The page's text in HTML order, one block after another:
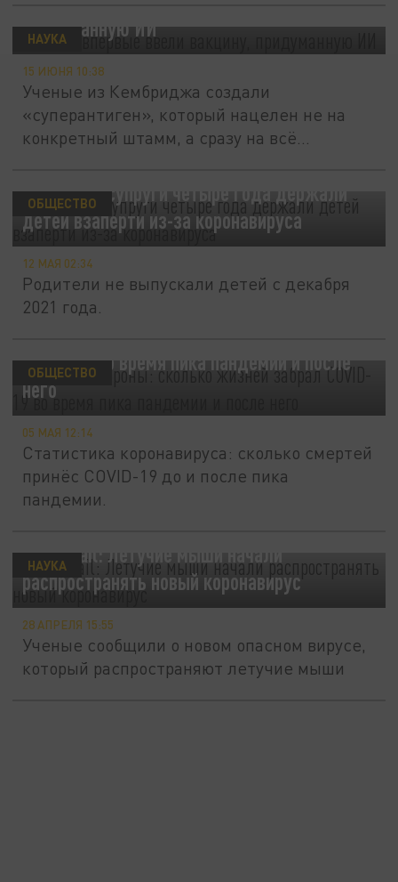
придуманную ИИ
НАУКА
15 ИЮНЯ 10:38
Ученые из Кембриджа создали
«суперантиген», который нацелен не на
конкретный штамм, а сразу на всё
В Испании супруги четыре года держали
детей взаперти из-за коронавируса
ОБЩЕСТВО
12 МАЯ 02:34
Родители не выпускали детей с декабря
2021 года.
COVID-19 во время пика пандемии и после
него
ОБЩЕСТВО
05 МАЯ 12:14
Статистика коронавируса: сколько смертей
принёс COVID-19 до и после пика
пандемии.
Daily Mail: Летучие мыши начали
распространять новый коронавирус
НАУКА
28 АПРЕЛЯ 15:55
Ученые сообщили о новом опасном вирусе,
который распространяют летучие мыши